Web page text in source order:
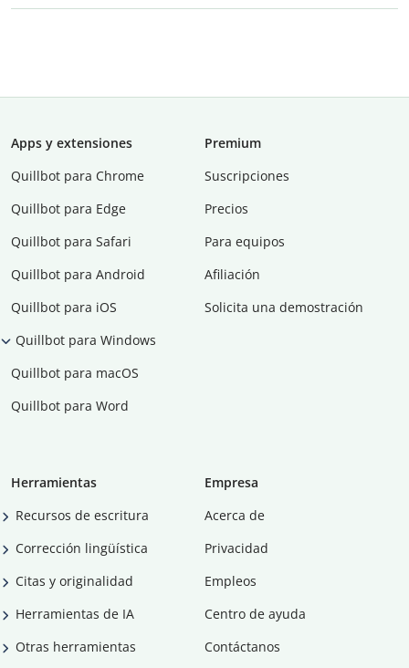
Apps y extensiones
Quillbot para Chrome
Quillbot para Edge
Quillbot para Safari
Quillbot para Android
Quillbot para iOS
Quillbot para Windows
Quillbot para macOS
Quillbot para Word
Premium
Suscripciones
Precios
Para equipos
Afiliación
Solicita una demostración
Herramientas
Recursos de escritura
Corrección lingüística
Citas y originalidad
Herramientas de IA
Otras herramientas
Empresa
Acerca de
Privacidad
Empleos
Centro de ayuda
Contáctanos